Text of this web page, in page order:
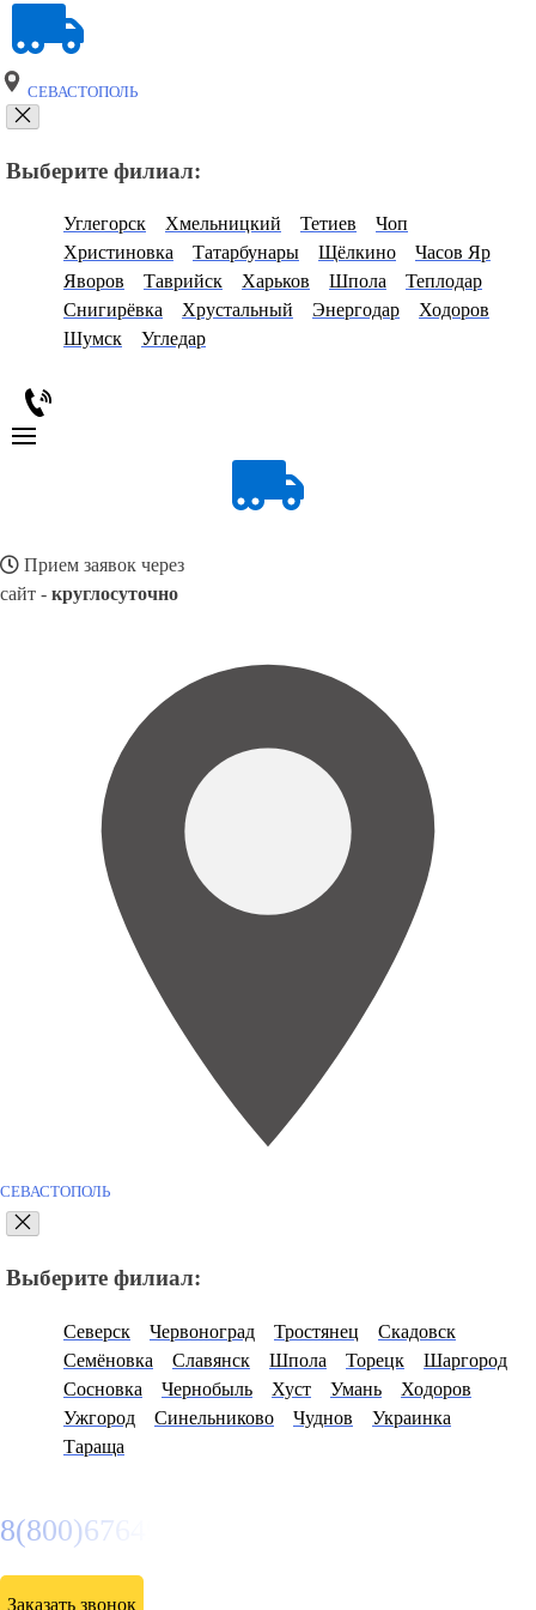
СЕВАСТОПОЛЬ
Выберите филиал:
Углегорск Хмельницкий Тетиев
Чоп
Христиновка
Татарбунары Щёлкино
Часов Яр
Яворов
Таврийск Харьков Шпола
Теплодар
Снигирёвка
Хрустальный Энергодар
Ходоров
Шумск
Угледар
Прием заявок через
сайт - круглосуточно
СЕВАСТОПОЛЬ
Выберите филиал:
Северск Червоноград Тростянец
Скадовск
Семёновка
Славянск Шпола Торецк
Шаргород
Сосновка
Чернобыль Хуст Умань
Ходоров
Ужгород
Синельниково Чуднов
Украинка
Тараща
8(800)6764935
Заказать звонок